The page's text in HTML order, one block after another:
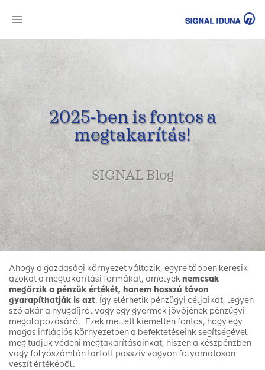
2025-ben is fontos a
megtakarítás!
SIGNAL Blog
Ahogy a gazdasági környezet változik, egyre többen keresik
azokat a megtakarítási formákat, amelyeknemcsak
megőrzik a pénzük értékét, hanem hosszú távon
gyarapíthatják is azt. Így elérhetik pénzügyi céljaikat, legyen
szó akár a nyugdíjról vagy egy gyermek jövőjének pénzügyi
megalapozásáról. Ezek mellett kiemelten fontos, hogy egy
magas inflációs környezetben a befektetéseink segítségével
meg tudjuk védeni megtakarításainkat, hiszen a készpénzben
vagy folyószámlán tartott passzív vagyon folyamatosan
veszít értékéből.